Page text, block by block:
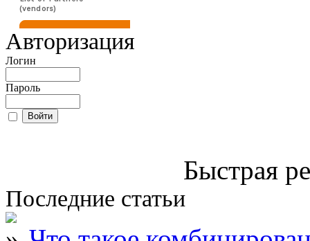
Авторизация
Логин
Пароль
Быстрая
Последние статьи